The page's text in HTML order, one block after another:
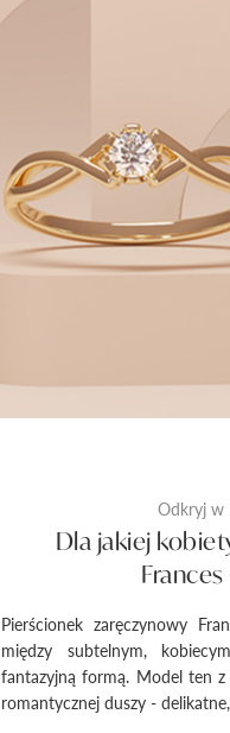
Odkryj w
Dla jakiej
Pierścionek zaręczynowy
między subtelnym,
fantazyjną formą. Model ten
romantycznej duszy -